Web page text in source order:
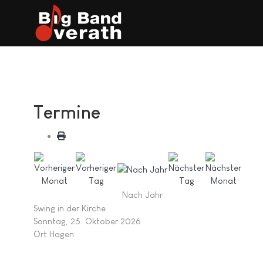
Termine
Nach Jahr
Swing in der Kirche
Sonntag, 25. Oktober 2026
Ort Hagen